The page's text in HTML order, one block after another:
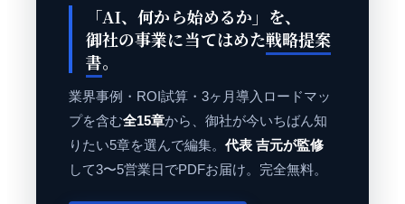
「AI、何から始めるか」を、
御社の事業に当てはめた戦略提案
書。
業界事例・ROI試算・3ヶ月導入ロードマッ
プを含む全15章から、御社が今いちばん知
りたい5章を選んで編集。 代表 吉元が監修
して3〜5営業日でPDFお届け。完全無料。